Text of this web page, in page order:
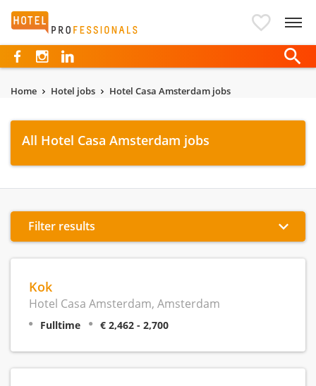
Hotelprofessionals
Home Hotel jobs Hotel Casa Amsterdam jobs
All Hotel Casa Amsterdam jobs
Filter results
Kok
Hotel Casa Amsterdam, Amsterdam
Fulltime € 2,462 - 2,700